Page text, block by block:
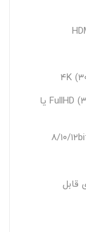
حداکثر رزولوشن خروجی: (۱۰۸۰×۱۹۲۰@FullHD (۳۰Hz یا
قابل